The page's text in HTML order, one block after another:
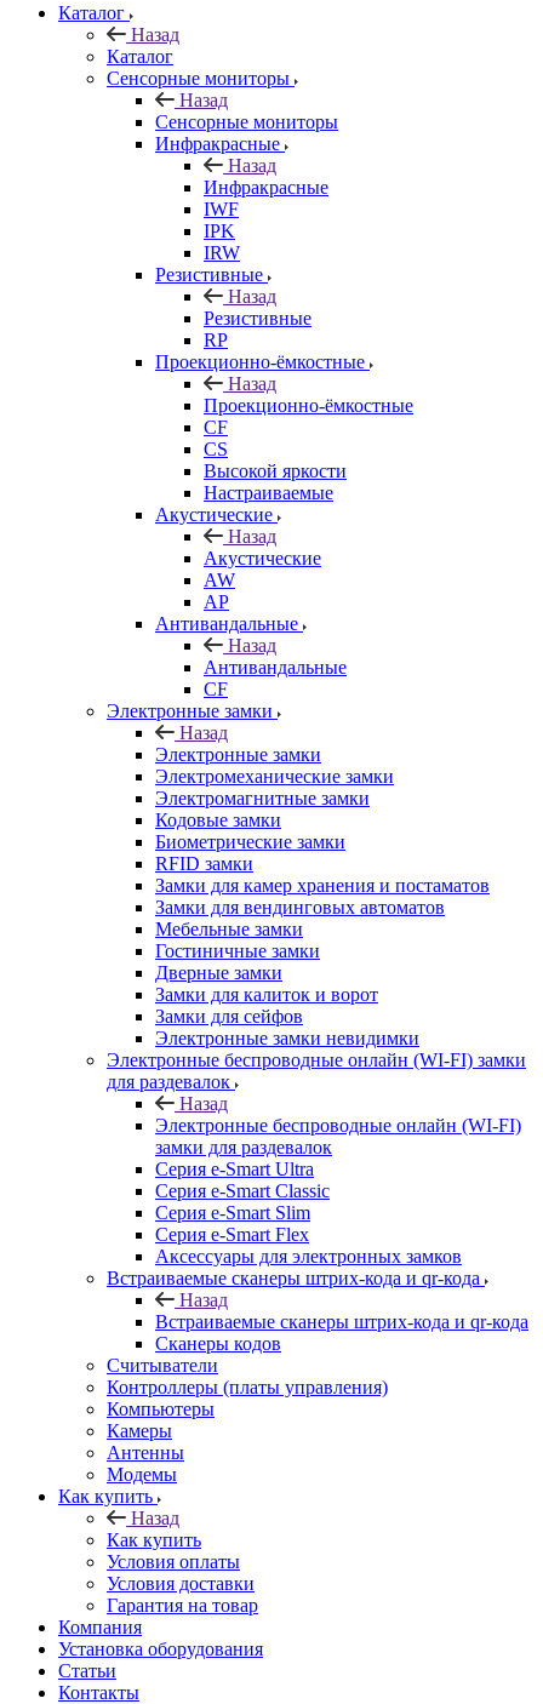
Каталог
Назад
Каталог
Сенсорные мониторы
Назад
Сенсорные мониторы
Инфракрасные
Назад
Инфракрасные
IWF
IPK
IRW
Резистивные
Назад
Резистивные
RP
Проекционно-ёмкостные
Назад
Проекционно-ёмкостные
CF
CS
Высокой яркости
Настраиваемые
Акустические
Назад
Акустические
AW
AP
Антивандальные
Назад
Антивандальные
CF
Электронные замки
Назад
Электронные замки
Электромеханические замки
Электромагнитные замки
Кодовые замки
Биометрические замки
RFID замки
Замки для камер хранения и постаматов
Замки для вендинговых автоматов
Мебельные замки
Гостиничные замки
Дверные замки
Замки для калиток и ворот
Замки для сейфов
Электронные замки невидимки
Электронные беспроводные онлайн (WI-FI) замки
для раздевалок
Назад
Электронные беспроводные онлайн (WI-FI)
замки для раздевалок
Серия e-Smart Ultra
Серия e-Smart Classic
Серия e-Smart Slim
Серия e-Smart Flex
Аксессуары для электронных замков
Встраиваемые сканеры штрих-кода и qr-кода
Назад
Встраиваемые сканеры штрих-кода и qr-кода
Сканеры кодов
Считыватели
Контроллеры (платы управления)
Компьютеры
Камеры
Антенны
Модемы
Как купить
Назад
Как купить
Условия оплаты
Условия доставки
Гарантия на товар
Компания
Установка оборудования
Статьи
Контакты